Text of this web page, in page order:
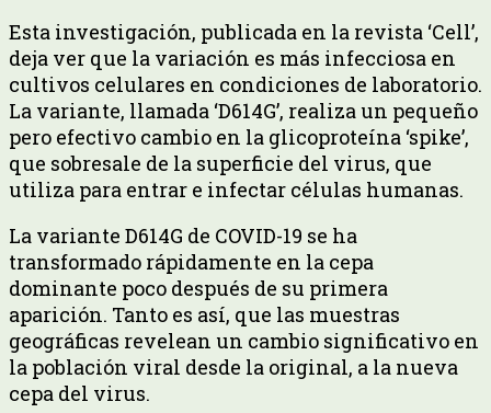
Esta investigación, publicada en la revista ‘Cell’,
deja ver que la variación es más infecciosa en
cultivos celulares en condiciones de laboratorio.
La variante, llamada ‘D614G’, realiza un pequeño
pero efectivo cambio en la glicoproteína ‘spike’,
que sobresale de la superficie del virus, que
utiliza para entrar e infectar células humanas.
La variante D614G de COVID-19 se ha
transformado rápidamente en la cepa
dominante poco después de su primera
aparición. Tanto es así, que las muestras
geográficas revelean un cambio significativo en
la población viral desde la original, a la nueva
cepa del virus.